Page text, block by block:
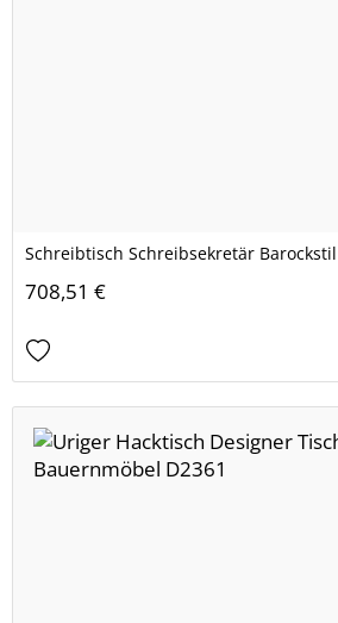
Schreibtisch Schreibsekretär
708,51 €